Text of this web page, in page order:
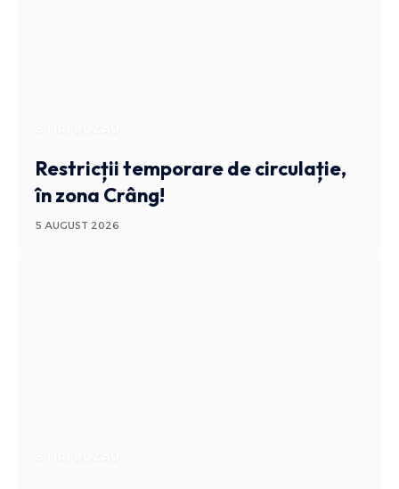
Restricții temporare de circulație,
în zona Crâng!
5 AUGUST 2026